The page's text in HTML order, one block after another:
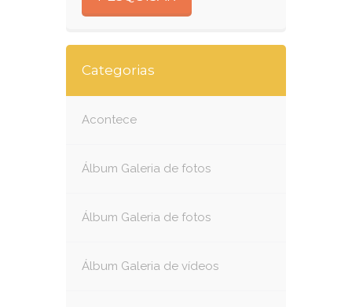
Categorias
Acontece
Álbum Galeria de fotos
Álbum Galeria de fotos
Álbum Galeria de vídeos